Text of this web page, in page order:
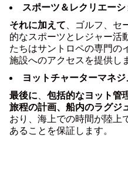
スポーツ＆レクリエー
それに加えて、ゴルフ、セ
的なスポーツとレジャー活
たちはサントロペの専門の
施設へのアクセスを提供し
ヨットチャーターマネジ
最後に、 包括的なヨット管
旅程の計画、船内のラグジ
おり、海上での時間が陸上
あることを保証します。